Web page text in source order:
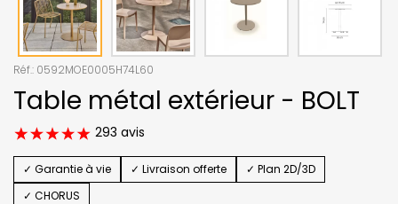
Réf.: 0592MOE0005H74L60
Table métal extérieur - BOLT
293 avis
✓ Garantie à vie ✓ Livraison offerte
✓ Plan 2D/3D
✓ CHORUS